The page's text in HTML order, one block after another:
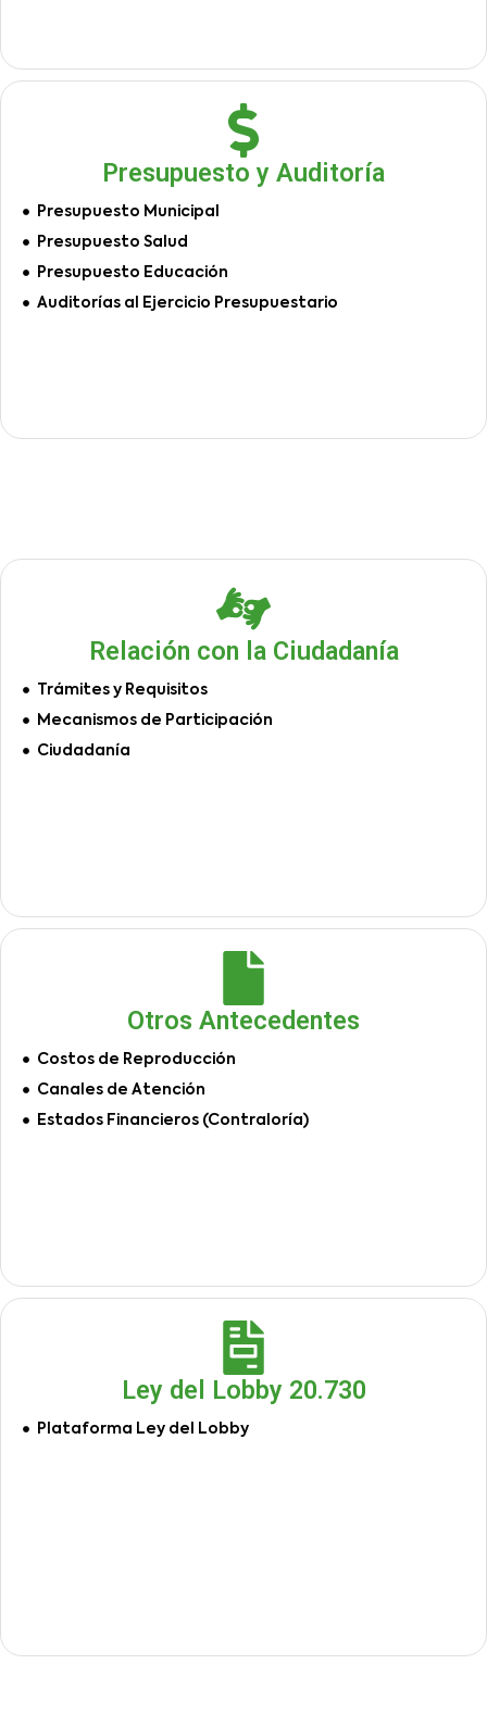
Presupuesto y Auditoría
Presupuesto Municipal
Presupuesto Salud
Presupuesto Educación
Auditorías al Ejercicio Presupuestario
Relación con la Ciudadanía
Trámites y Requisitos
Mecanismos de Participación
Ciudadanía
Otros Antecedentes
Costos de Reproducción
Canales de Atención
Estados Financieros (Contraloría)
Ley del Lobby 20.730
Plataforma Ley del Lobby